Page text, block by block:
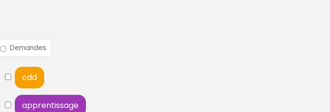
Type de contrat
Demandes
cdd
apprentissage